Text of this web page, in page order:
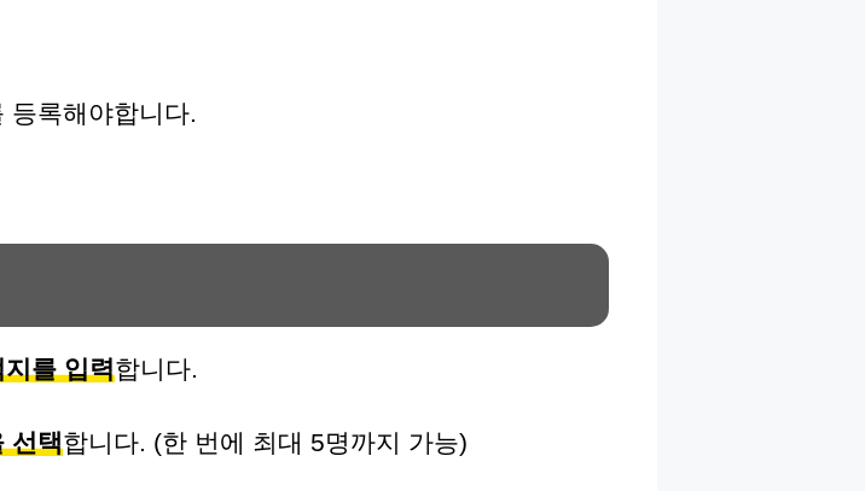
록해야합니다.
를 입력합니다.
선택합니다. (한 번에 최대 5명까지 가능)